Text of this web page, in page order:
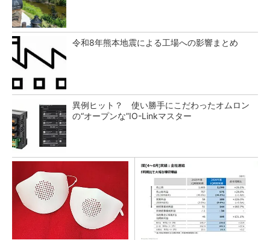
令和8年熊本地震による工場への影響まとめ
異例ヒット？ 使い勝手にこだわったオムロン
の“オープンな”IO-Linkマスター